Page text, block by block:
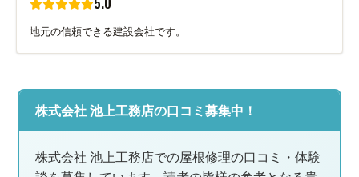
地元の信頼できる建設会社です。
株式会社 池上工務店の口コミ募集中！
株式会社 池上工務店での屋根修理の口コミ・体験